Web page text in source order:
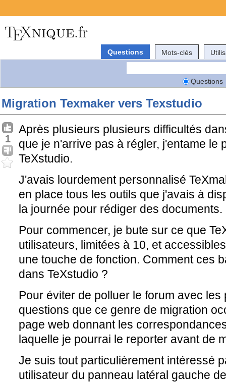
Questions Mots-clés
Questions
Migration Texmaker vers Texstudio
1
Après plusieurs plusieurs difficultés
que je n'arrive pas à régler, j'entame le
TeXstudio.
J'avais lourdement personnalisé
en place tous les outils que j'avais à
la journée pour rédiger des documents.
Pour commencer, je bute sur ce que
utilisateurs, limitées à 10, et
une touche de fonction. Comment ces
dans TeXstudio ?
Pour éviter de polluer le forum avec
questions que ce genre de migration
page web donnant les
laquelle je pourrai le reporter avant de
Je suis tout particulièrement intéressé
utilisateur du panneau latéral gauche